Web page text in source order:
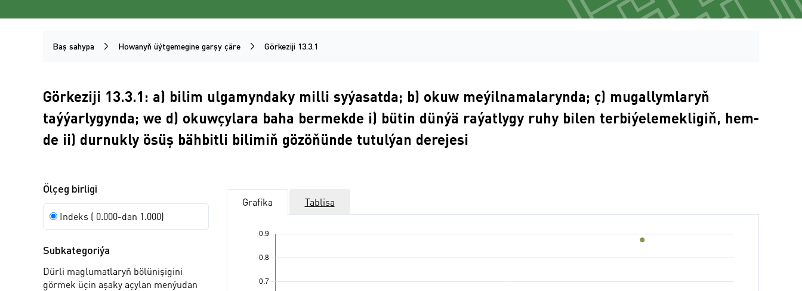
Baş sahypa Howanyň üýtgemegine garşy çäre Görkeziji 13.3.1
Görkeziji 13.3.1: a) bilim ulgamyndaky milli syýasatda; b) okuw meýilnamalarynda; ç) mugallymlaryň
taýýarlygynda; we d) okuwçylara baha bermekde i) bütin dünýä raýatlygy ruhy bilen terbiýelemekligiň, hem-
de ii) durnukly ösüş bähbitli bilimiň gözöňünde tutulýan derejesi